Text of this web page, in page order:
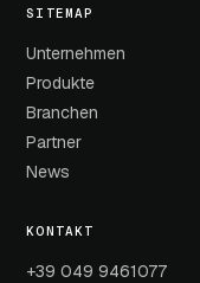
SITEMAP
Unternehmen
Produkte
Branchen
Partner
News
KONTAKT
+39 049 9461077